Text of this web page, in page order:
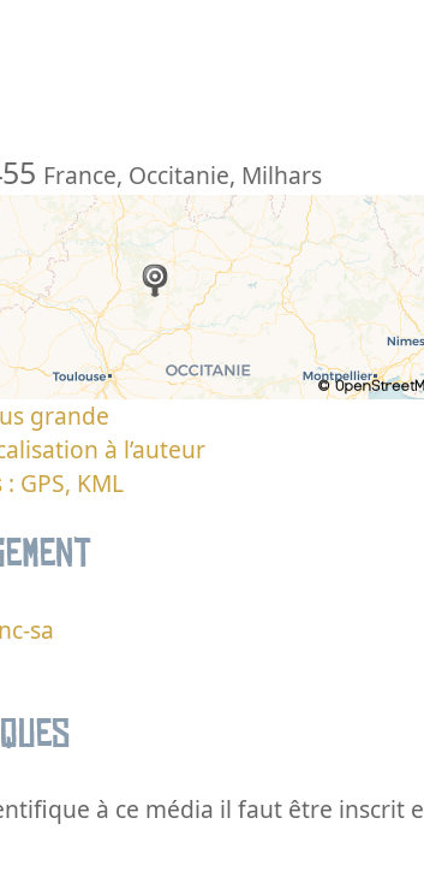
France, Occitanie, Milhars
grande
à l’auteur
GPS, KML
sa
à ce média il faut être inscrit